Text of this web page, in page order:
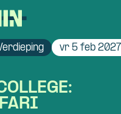
vr 5 feb 2027